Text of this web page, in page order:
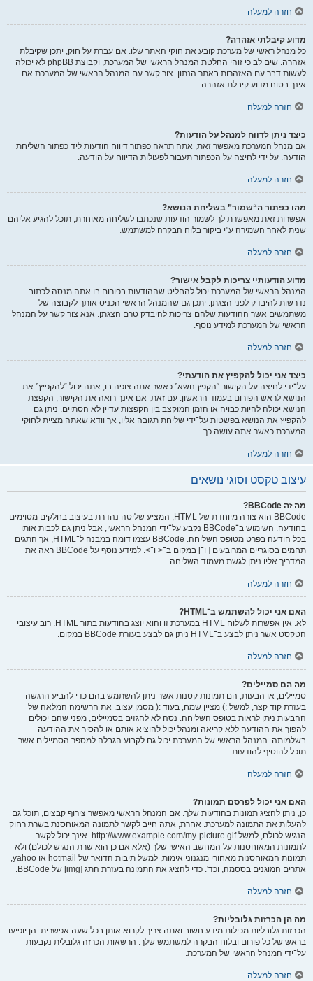
חזרה למעלה
מדוע קיבלתי אזהרה?
כל מנהל ראשי של מערכת קובע את חוקי האתר שלו. אם עברת על חוק, יתכן שקיבלת
אזהרה. שים לב כי זוהי החלטת המנהל הראשי של המערכת, וקבוצת phpBB לא יכולה
לעשות דבר עם האזהרות באתר הנתון. צור קשר עם המנהל הראשי של המערכת אם
אינך בטוח מדוע קיבלת אזהרה.
חזרה למעלה
כיצד ניתן לדווח למנהל על הודעות?
אם מנהל המערכת מאפשר זאת, אתה תראה כפתור דיווח הודעות ליד כפתור השליחת
הודעה. על ידי לחיצה על הכפתור תעבור לפעולות הדיווח על הודעה.
חזרה למעלה
מהו כפתור ה“שמור” בשליחת הנושא?
אפשרות זאת מאפשרת לך לשמור הודעות שנכתבו לשליחה מאוחרת, תוכל להגיע אליהם
שנית לאחר השמירה ע"י ביקור בלוח הבקרה למשתמש.
חזרה למעלה
מדוע הודעותיי צריכות לקבל אישור?
המנהל הראשי של המערכת יכול להחליט שההודעות בפורום בו אתה מנסה לכתוב
נדרשות להיבדק לפני הצגתן. יתכן גם שהמנהל הראשי הכניס אותך לקבוצה של
משתמשים אשר ההודעות שלהם צריכות להיבדק טרם הצגתן. אנא צור קשר על המנהל
הראשי של המערכת למידע נוסף.
חזרה למעלה
כיצד אני יכול להקפיץ את הודעתי?
על־ידי לחיצה על הקישור “הקפץ נושא” כאשר אתה צופה בו, אתה יכול “להקפיץ” את
הנושא לראש הפורום בעמוד הראשון. עם זאת, אם אינך רואה את הקישור, הקפצת
הנושא יכולה להיות כבויה או הזמן המוקצב בין הקפצות עדיין לא הסתיים. ניתן גם
להקפיץ את הנושא בפשטות על־ידי שליחת תגובה אליו, אך וודא שאתה מציית לחוקי
המערכת כאשר אתה עושה כך.
חזרה למעלה
עיצוב טקסט וסוגי נושאים
מה זה BBCode?
BBCode הוא צורה מיוחדת של HTML, המציע שליטה נהדרת בעיצוב בחלקים מסוימים
בהודעה. השימוש ב־BBCode נקבע על־ידי המנהל הראשי, אבל ניתן גם לכבות אותו
בכל הודעה בפרט מטופס השליחה. BBCode עצמו דומה במבנה ל־HTML, אך התגים
תחמים בסוגריים המרובעים [ ו־] במקום ב־< ו־>. למידע נוסף על BBCode ראה את
המדריך אליו ניתן לגשת מעמוד השליחה.
חזרה למעלה
האם אני יכול להשתמש ב־HTML?
לא. אין אפשרות לשלוח HTML במערכת זו והוא יוצג בהודעות בתור HTML. רוב עיצובי
הטקסט אשר ניתן לבצע ב־HTML ניתן גם לבצע בעזרת BBCode במקום.
חזרה למעלה
מה הם סמיילים?
סמיילים, או הבעות, הם תמונות קטנות אשר ניתן להשתמש בהם כדי להביע הרגשה
בעזרת קוד קצר, למשל :) מציין שמח, בעוד :( מסמן עצוב. את הרשימה המלאה של
ההבעות ניתן לראות בטופס השליחה. נסה לא להגזים בסמיילים, מפני שהם יכולים
להפוך את ההודעה ללא קריאה ומנהל יכול להוציא אותם או להסיר את ההודעה
בשלמותה. המנהל הראשי של המערכת יכול גם לקבוע הגבלה למספר הסמיילים אשר
תוכל להוסיף להודעות.
חזרה למעלה
האם אני יכול לפרסם תמונות?
כן, ניתן להציג תמונות בהודעות שלך. אם המנהל הראשי מאפשר צירוף קבצים, תוכל גם
להעלות את התמונה למערכת. אחרת, אתה חייב לקשר לתמונה המאוחסנת בשרת רחוק
הנגיש לכולם, למשל http://www.example.com/my-picture.gif. אינך יכול לקשר
לתמונות המאוחסנות על המחשב האישי שלך (אלא אם כן הוא שרת הנגיש לכולם) ולא
תמונות המאוחסנות מאחורי מנגנוני אימות, למשל תיבות הדואר של hotmail או yahoo,
אתרים המוגנים בססמה, וכד'. כדי להציג את התמונה בעזרת התג [img] של BBCode.
חזרה למעלה
מה הן הכרזות גלובליות?
הכרזות גלובליות מכילות מידע חשוב ואתה צריך לקרוא אותן בכל שעה אפשרית. הן יופיעו
בראש של כל פורום ובלוח הבקרה למשתמש שלך. הרשאות הכרזה גלובלית נקבעות
על־ידי המנהל הראשי של המערכת.
חזרה למעלה